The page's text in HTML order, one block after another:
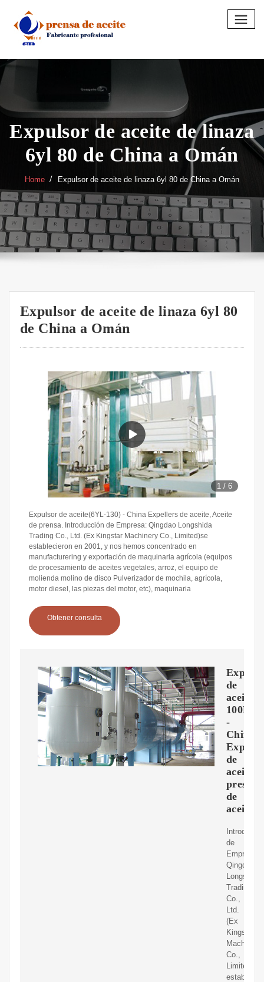
content
Expulsor de aceite de linaza
6yl 80 de China a Omán
Home Expulsor de aceite de linaza 6yl 80 de China a Omán
Expulsor de aceite de linaza 6yl 80
de China a Omán
1 /6
Expulsor de aceite(6YL-130) - China Expellers de aceite, Aceite
de prensa. Introducción de Empresa: Qingdao Longshida
Trading Co., Ltd. (Ex Kingstar Machinery Co., Limited)se
establecieron en 2001, y nos hemos concentrado en
manufacturering y exportación de maquinaria agrícola (equipos
de procesamiento de aceites vegetales, arroz, el equipo de
molienda molino de disco Pulverizador de mochila, agrícola,
motor diesel, las piezas del motor, etc), maquinaria
Obtener consulta
de
100D)
-
China
de
aceite,
presión
de
aceite
de
Empresa:
Qingdao
Longshida
Trading
Co.,
Ltd.
(Ex
Kingstar
Machinery
Co.,
Limited)se